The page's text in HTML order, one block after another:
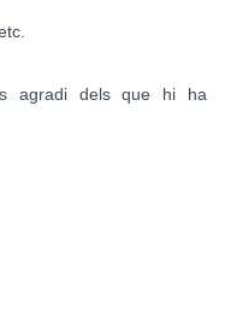
agradi dels que hi ha